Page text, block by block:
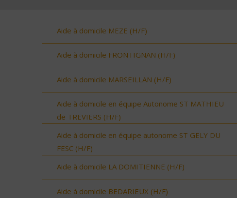
Aide à domicile MEZE (H/F)
Aide à domicile FRONTIGNAN (H/F)
Aide à domicile MARSEILLAN (H/F)
Aide à domicile en équipe Autonome ST MATHIEU
de TREVIERS (H/F)
Aide à domicile en équipe autonome ST GELY DU
FESC (H/F)
Aide à domicile LA DOMITIENNE (H/F)
Aide à domicile BEDARIEUX (H/F)